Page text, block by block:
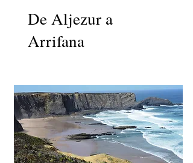
De Aljezur a
Arrifana